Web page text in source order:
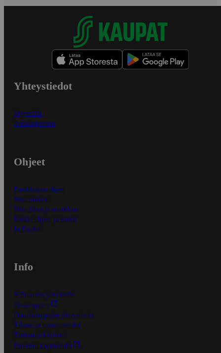
Yhteystiedot
Myymälät
Asiakaspalvelu
Ohjeet
Ensitilaajan ohjeet
Näin maksat
Näin tilaat ja muokkaat
Kaikki ohjeet ja vinkit
In English
Info
S-Business yrityksille
Oiva-raportit
Osuuskauppojen yhteystiedot
Tilaus- ja toimitusehdot
Tietosuojakäytäntö
Palvelun käyttöehdot